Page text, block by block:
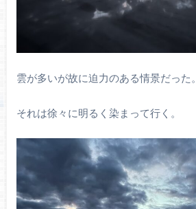
雲が多いが故に迫力のある情景だった。
それは徐々に明るく染まって行く。